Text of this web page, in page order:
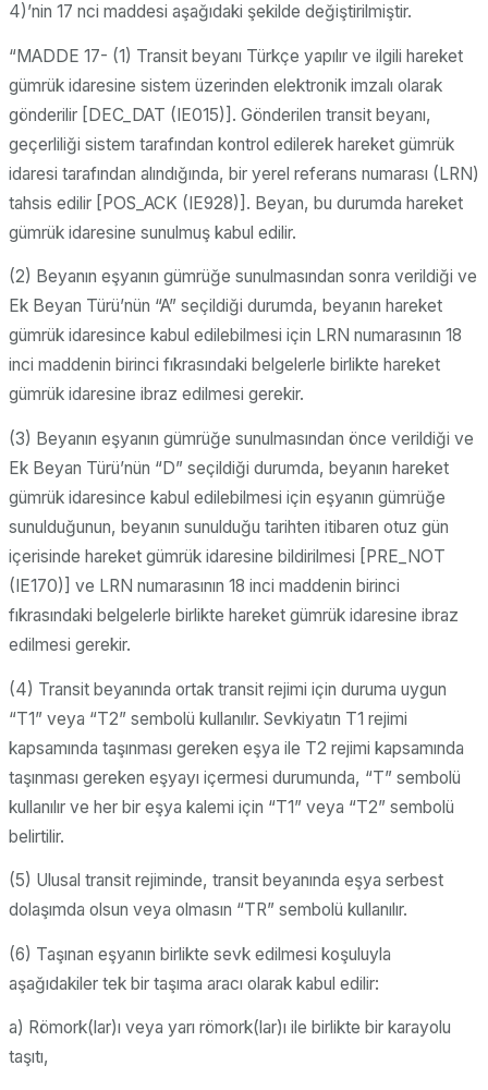
4)’nin 17 nci maddesi aşağıdaki şekilde değiştirilmiştir.
“MADDE 17- (1) Transit beyanı Türkçe yapılır ve ilgili hareket
gümrük idaresine sistem üzerinden elektronik imzalı olarak
gönderilir [DEC_DAT (IE015)]. Gönderilen transit beyanı,
geçerliliği sistem tarafından kontrol edilerek hareket gümrük
idaresi tarafından alındığında, bir yerel referans numarası (LRN)
tahsis edilir [POS_ACK (IE928)]. Beyan, bu durumda hareket
gümrük idaresine sunulmuş kabul edilir.
(2) Beyanın eşyanın gümrüğe sunulmasından sonra verildiği ve
Ek Beyan Türü’nün “A” seçildiği durumda, beyanın hareket
gümrük idaresince kabul edilebilmesi için LRN numarasının 18
inci maddenin birinci fıkrasındaki belgelerle birlikte hareket
gümrük idaresine ibraz edilmesi gerekir.
(3) Beyanın eşyanın gümrüğe sunulmasından önce verildiği ve
Ek Beyan Türü’nün “D” seçildiği durumda, beyanın hareket
gümrük idaresince kabul edilebilmesi için eşyanın gümrüğe
sunulduğunun, beyanın sunulduğu tarihten itibaren otuz gün
içerisinde hareket gümrük idaresine bildirilmesi [PRE_NOT
(IE170)] ve LRN numarasının 18 inci maddenin birinci
fıkrasındaki belgelerle birlikte hareket gümrük idaresine ibraz
edilmesi gerekir.
(4) Transit beyanında ortak transit rejimi için duruma uygun
“T1” veya “T2” sembolü kullanılır. Sevkiyatın T1 rejimi
kapsamında taşınması gereken eşya ile T2 rejimi kapsamında
taşınması gereken eşyayı içermesi durumunda, “T” sembolü
kullanılır ve her bir eşya kalemi için “T1” veya “T2” sembolü
belirtilir.
(5) Ulusal transit rejiminde, transit beyanında eşya serbest
dolaşımda olsun veya olmasın “TR” sembolü kullanılır.
(6) Taşınan eşyanın birlikte sevk edilmesi koşuluyla
aşağıdakiler tek bir taşıma aracı olarak kabul edilir:
a) Römork(lar)ı veya yarı römork(lar)ı ile birlikte bir karayolu
taşıtı,